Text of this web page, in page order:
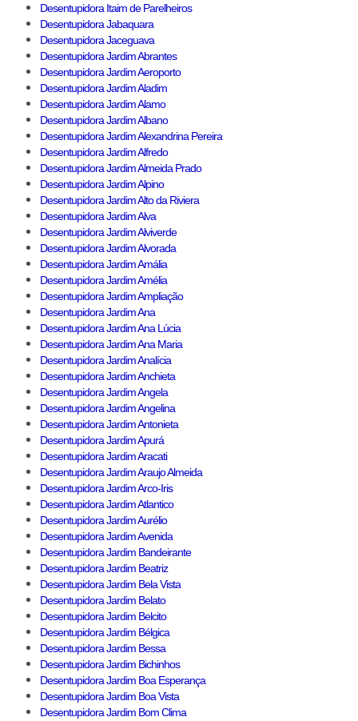
Desentupidora Itaim de Parelheiros
Desentupidora Jabaquara
Desentupidora Jaceguava
Desentupidora Jardim Abrantes
Desentupidora Jardim Aeroporto
Desentupidora Jardim Aladim
Desentupidora Jardim Alamo
Desentupidora Jardim Albano
Desentupidora Jardim Alexandrina Pereira
Desentupidora Jardim Alfredo
Desentupidora Jardim Almeida Prado
Desentupidora Jardim Alpino
Desentupidora Jardim Alto da Riviera
Desentupidora Jardim Alva
Desentupidora Jardim Alviverde
Desentupidora Jardim Alvorada
Desentupidora Jardim Amália
Desentupidora Jardim Amélia
Desentupidora Jardim Ampliação
Desentupidora Jardim Ana
Desentupidora Jardim Ana Lúcia
Desentupidora Jardim Ana Maria
Desentupidora Jardim Analícia
Desentupidora Jardim Anchieta
Desentupidora Jardim Angela
Desentupidora Jardim Angelina
Desentupidora Jardim Antonieta
Desentupidora Jardim Apurá
Desentupidora Jardim Aracati
Desentupidora Jardim Araujo Almeida
Desentupidora Jardim Arco-Iris
Desentupidora Jardim Atlantico
Desentupidora Jardim Aurélio
Desentupidora Jardim Avenida
Desentupidora Jardim Bandeirante
Desentupidora Jardim Beatriz
Desentupidora Jardim Bela Vista
Desentupidora Jardim Belato
Desentupidora Jardim Belcito
Desentupidora Jardim Bélgica
Desentupidora Jardim Bessa
Desentupidora Jardim Bichinhos
Desentupidora Jardim Boa Esperança
Desentupidora Jardim Boa Vista
Desentupidora Jardim Bom Clima